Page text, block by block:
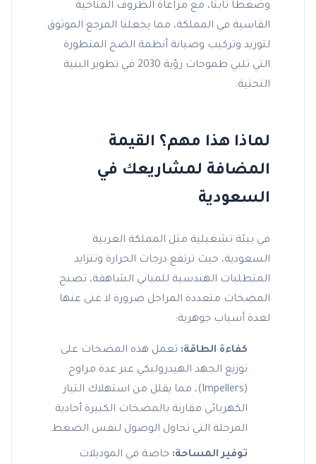
وضغطاً ثابتاً، مع مراعاة الظروف المناخية
القاسية في المملكة، مما يجعلنا المرجع الموثوق
لتوريد وتركيب وصيانة أنظمة الضخ المتطورة
التي تلبي طموحات رؤية 2030 في تطوير البنية
التحتية.
لماذا هذا مهم؟ القيمة
المضافة لمشاريعك في
السعودية
في بيئة تشغيلية مثل المملكة العربية
السعودية، حيث ترتفع درجات الحرارة وتتزايد
المتطلبات الهندسية للمباني الشاهقة، تصبح
المضخات متعددة المراحل ضرورة لا غنى عنها
لعدة أسباب جوهرية:
كفاءة الطاقة: تعمل هذه المضخات على
توزيع الجهد الهيدروليكي عبر عدة مراوح
(Impellers)، مما يقلل من استهلاك التيار
الكهربائي مقارنة بالمضخات الكبيرة أحادية
المرحلة التي تحاول الوصول لنفس الضغط.
توفير المساحة: خاصة في الموديلات